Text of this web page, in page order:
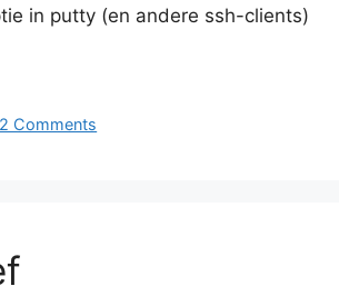
in putty (en andere ssh-clients)
2 Comments